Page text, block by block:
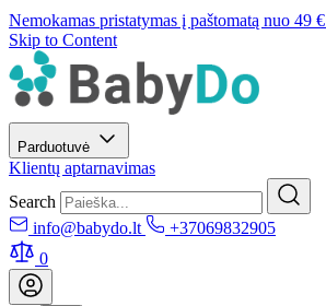
Nemokamas pristatymas į paštomatą nuo 49 €
Skip to Content
Parduotuvė
Klientų aptarnavimas
Search
info@babydo.lt
+37069832905
0